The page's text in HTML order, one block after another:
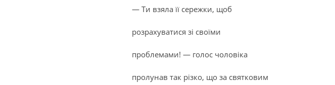
— Ти взяла її сережки, щоб
розрахуватися зі своїми
проблемами! — голос чоловіка
пролунав так різко, що за святковим